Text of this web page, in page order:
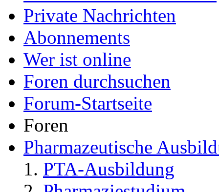
Zitieren
Gehe zu: Tauschbörse und
Bereiche
Benutzerkontrollzentrum
Private Nachrichten
Abonnements
Wer ist online